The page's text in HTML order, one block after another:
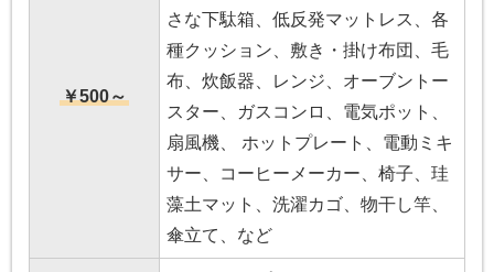
￥500～
さな下駄箱、低反発マットレス、各
種クッション、敷き・掛け布団、毛
布、炊飯器、レンジ、オーブントー
スター、ガスコンロ、電気ポット、
扇風機、 ホットプレート、電動ミキ
サー、コーヒーメーカー、椅子、珪
藻土マット、洗濯カゴ、物干し竿、
傘立て、など